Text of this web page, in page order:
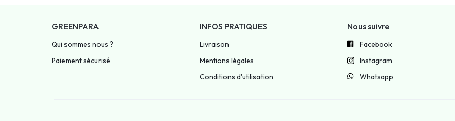
GREENPARA
Qui sommes nous ?
Paiement sécurisé
INFOS PRATIQUES
Livraison
Mentions légales
Conditions d'utilisation
Nous suivre
Facebook
Instagram
Whatsapp